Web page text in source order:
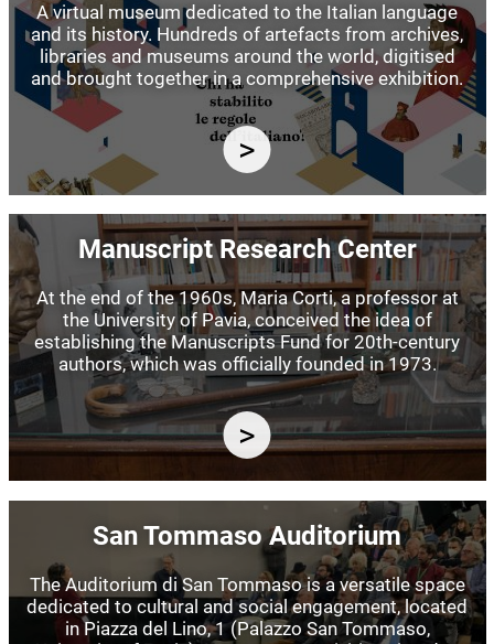
A virtual museum dedicated to the Italian language
and its history. Hundreds of artefacts from archives,
libraries and museums around the world, digitised
and brought together in a comprehensive exhibition.
Image
Manuscript Research Center
At the end of the 1960s, Maria Corti, a professor at
the University of Pavia, conceived the idea of
establishing the Manuscripts Fund for 20th-century
authors, which was officially founded in 1973.
San Tommaso Auditorium
The Auditorium di San Tommaso is a versatile space
dedicated to cultural and social engagement, located
in Piazza del Lino, 1 (Palazzo San Tommaso,